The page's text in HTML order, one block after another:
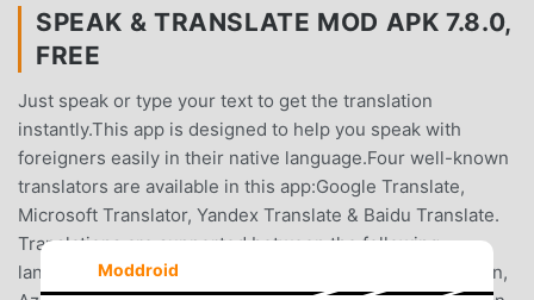
SPEAK & TRANSLATE MOD APK 7.8.0,
FREE
Just speak or type your text to get the translation
instantly.This app is designed to help you speak with
foreigners easily in their native language.Four well-known
translators are available in this app:Google Translate,
Microsoft Translator, Yandex Translate & Baidu Translate.
Translations are supported between the following
languages:Afrikaans, Albanian, Amharic, Arabic, Armenian,
Moddroid